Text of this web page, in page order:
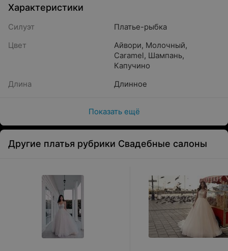
Характеристики
Силуэт
Платье-рыбка
Цвет
Айвори, Молочный,
Caramel, Шампань,
Капучино
Длина
Длинное
Показать ещё
Другие платья рубрики Свадебные салоны